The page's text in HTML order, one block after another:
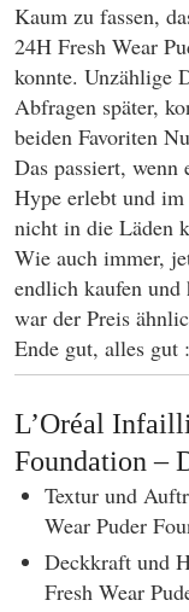
Kaum zu fassen,
24H Fresh Wear
konnte. Unzählige
Abfragen später,
beiden Favoriten
Das passiert,
Hype erlebt und
nicht in die Läden
Wie auch immer,
endlich kaufen und
war der Preis
Ende gut, alles gut
L’Oréal
Foundation –
Textur und
Wear Puder
Deckkraft und
Fresh Wear